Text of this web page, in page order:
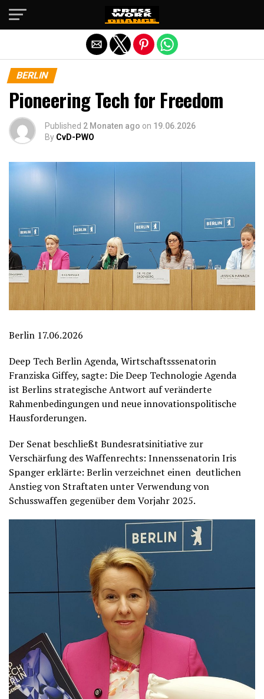
BERLIN
Pioneering Tech for Freedom
Published 2 Monaten ago on 19.06.2026
By CvD-PWO
Berlin 17.06.2026
Deep Tech Berlin Agenda, Wirtschaftsssenatorin
Franziska Giffey, sagte: Die Deep Technologie Agenda
ist Berlins strategische Antwort auf veränderte
Rahmenbedingungen und neue innovationspolitische
Hausforderungen.
Der Senat beschließt Bundesratsinitiative zur
Verschärfung des Waffenrechts: Innenssenatorin Iris
Spanger erklärte: Berlin verzeichnet einen deutlichen
Anstieg von Straftaten unter Verwendung von
Schusswaffen gegenüber dem Vorjahr 2025.
Die mobile Version verlassen